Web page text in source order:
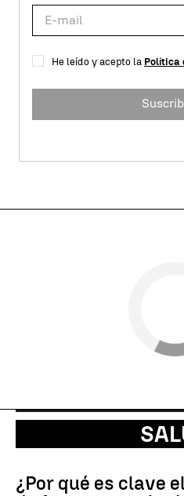
He leído y acepto la Política
¿Por qué es clave